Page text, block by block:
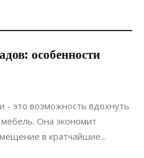
особенности
- это возможность вдохнуть
Она экономит
в кратчайшие...